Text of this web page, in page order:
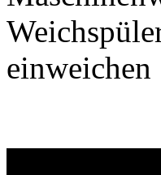
einweichen